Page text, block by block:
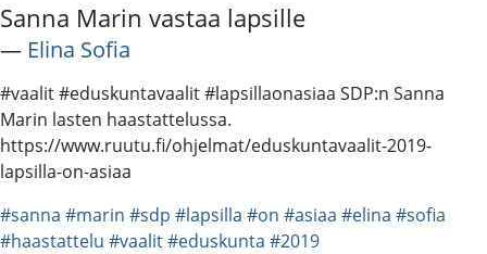
Sanna Marin vastaa lapsille
― Elina Sofia
#vaalit #eduskuntavaalit #lapsillaonasiaa SDP:n Sanna
Marin lasten haastattelussa.
https://www.ruutu.fi/ohjelmat/eduskuntavaalit-2019-
lapsilla-on-asiaa
#sanna #marin #sdp #lapsilla #on #asiaa #elina #sofia
#haastattelu #vaalit#eduskunta #2019